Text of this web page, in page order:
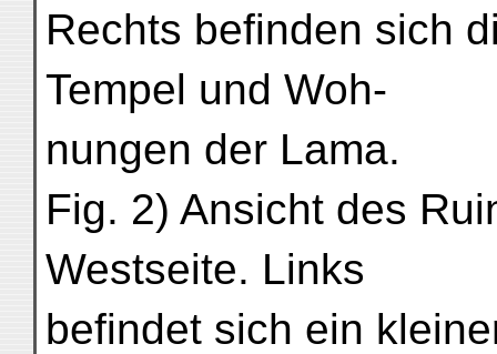
Rechts befinden sich
Tempel und Woh-
nungen der Lama.
Fig. 2) Ansicht des
Westseite. Links
befindet sich ein